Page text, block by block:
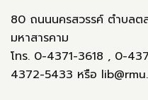
80 ถนนนครสวรรค์ ตำบลต
มหาสารคาม
โทร. 0-4371-3618 , 0-
4372-5433 หรือ